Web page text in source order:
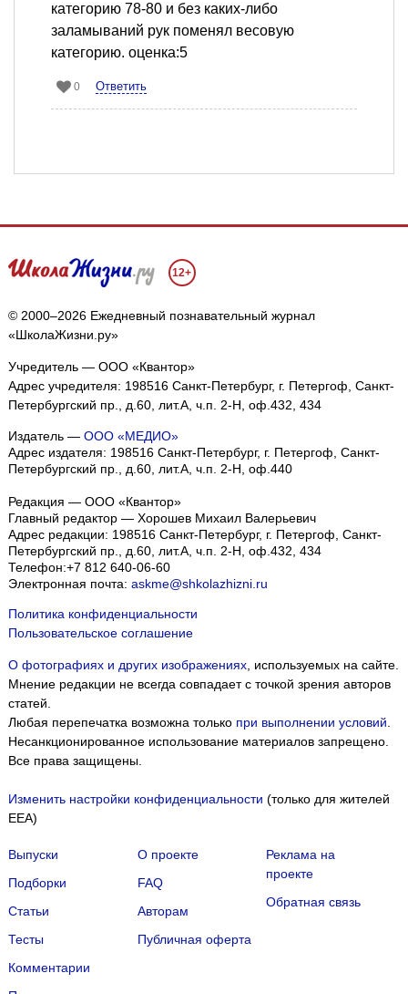
категорию 78-80 и без каких-либо
заламываний рук поменял весовую
категорию. оценка:5
0 Ответить
12+
© 2000–2026 Ежедневный познавательный журнал
«ШколаЖизни.ру»
Учредитель — ООО «Квантор»
Адрес учредителя: 198516 Санкт-Петербург, г. Петергоф, Санкт-
Петербургский пр., д.60, лит.А, ч.п. 2-Н, оф.432, 434
Издатель — ООО «МЕДИО»
Адрес издателя: 198516 Санкт-Петербург, г. Петергоф, Санкт-
Петербургский пр., д.60, лит.А, ч.п. 2-Н, оф.440
Редакция — ООО «Квантор»
Главный редактор — Хорошев Михаил Валерьевич
Адрес редакции: 198516 Санкт-Петербург, г. Петергоф, Санкт-
Петербургский пр., д.60, лит.А, ч.п. 2-Н, оф.432, 434
Телефон:+7 812 640-06-60
Электронная почта: askme@shkolazhizni.ru
Политика конфиденциальности
Пользовательское соглашение
О фотографиях и других изображениях, используемых на сайте.
Мнение редакции не всегда совпадает с точкой зрения авторов
статей.
Любая перепечатка возможна только при выполнении условий.
Несанкционированное использование материалов запрещено.
Все права защищены.
Изменить настройки конфиденциальности (только для жителей
EEA)
Выпуски
Подборки
Статьи
Тесты
Комментарии
О проекте
FAQ
Авторам
Публичная оферта
Реклама на
проекте
Обратная связь